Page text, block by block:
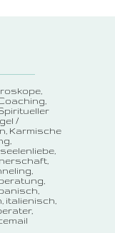
/
Karmische
italienisch,